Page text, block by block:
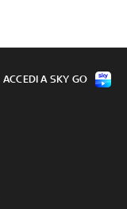
ACCEDI A SKY GO